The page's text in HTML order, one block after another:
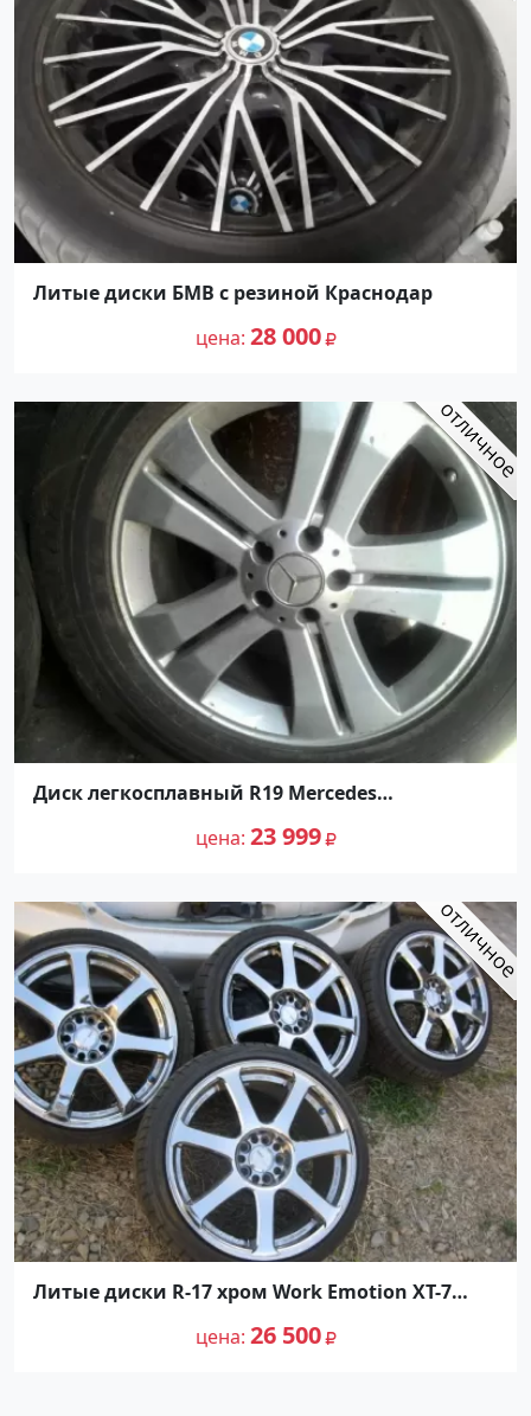
Литые диски БМВ с резиной Краснодар
цена 28 000
Диск легкосплавный R19 Mercedes
цена 23 999
Литые диски R-17 хром Work Emotion XT-7
цена 26 500